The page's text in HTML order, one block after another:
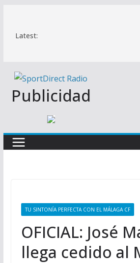
contenido
Latest:
Publicidad
TU SINTONÍA PERFECTA CON EL MÁLAGA CF
OFICIAL: José
llega cedido al